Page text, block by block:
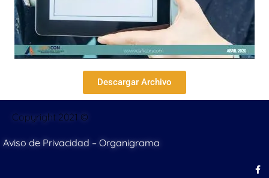
Descargar Archivo
Copyright 2021 ©
Aviso de Privacidad – Organigrama